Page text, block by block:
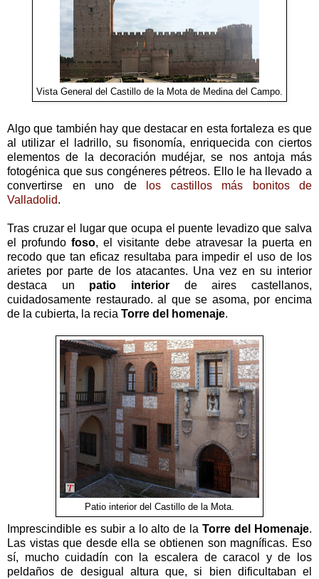
Vista General del Castillo de la Mota de Medina del Campo.
Algo que también hay que destacar en esta fortaleza es que
al utilizar el ladrillo, su fisonomía, enriquecida con ciertos
elementos de la decoración mudéjar, se nos antoja más
fotogénica que sus congéneres pétreos. Ello le ha llevado a
convertirse en uno de
los castillos más bonitos de
Valladolid.
Tras cruzar el lugar que ocupa el puente levadizo que salva
el profundofoso, el visitante debe atravesar la puerta en
recodo que tan eficaz resultaba para impedir el uso de los
arietes por parte de los atacantes. Una vez en su interior
destaca un patio interior de aires castellanos,
cuidadosamente restaurado. al que se asoma, por encima
de la cubierta, la recia Torre del homenaje.
Patio interior del Castillo de la Mota.
Imprescindible es subir a lo alto de laTorre del Homenaje.
Las vistas que desde ella se obtienen son magníficas. Eso
sí, mucho cuidadín con la escalera de caracol y de los
peldaños de desigual altura que, si bien dificultaban el